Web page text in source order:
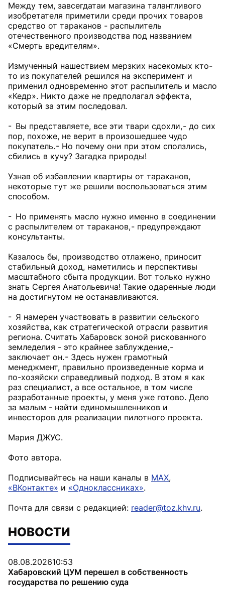
Между тем, завсегдатаи магазина талантливого
изобретателя приметили среди прочих товаров
средство от тараканов - распылитель
отечественного производства под названием
«Смерть вредителям».
Измученный нашествием мерзких насекомых кто-
то из покупателей решился на эксперимент и
применил одновременно этот распылитель и масло
«Кедр». Никто даже не предполагал эффекта,
который за этим последовал.
- Вы представляете, все эти твари сдохли, - до сих
пор, похоже, не верит в произошедшее чудо
покупатель. - Но почему они при этом сползлись,
сбились в кучу? Загадка природы!
Узнав об избавлении квартиры от тараканов,
некоторые тут же решили воспользоваться этим
способом.
- Но применять масло нужно именно в соединении
с распылителем от тараканов, - предупреждают
консультанты.
Казалось бы, производство отлажено, приносит
стабильный доход, наметились и перспективы
масштабного сбыта продукции. Вот только нужно
знать Сергея Анатольевича! Такие одаренные люди
на достигнутом не останавливаются.
- Я намерен участвовать в развитии сельского
хозяйства, как стратегической отрасли развития
региона. Считать Хабаровск зоной рискованного
земледелия - это крайнее заблуждение, -
заключает он. - Здесь нужен грамотный
менеджмент, правильно произведенные корма и
по-хозяйски справедливый подход. В этом я как
раз специалист, а все остальное, в том числе
разработанные проекты, у меня уже готово. Дело
за малым - найти единомышленников и
инвесторов для реализации пилотного проекта.
Мария ДЖУС.
Фото автора.
Подписывайтесь на наши каналы в MAX,
«ВКонтакте» и «Одноклассниках».
Почта для связи с редакцией: reader@toz.khv.ru.
НОВОСТИ
08.08.202610:53
Хабаровский ЦУМ перешел в собственность
государства по решению суда